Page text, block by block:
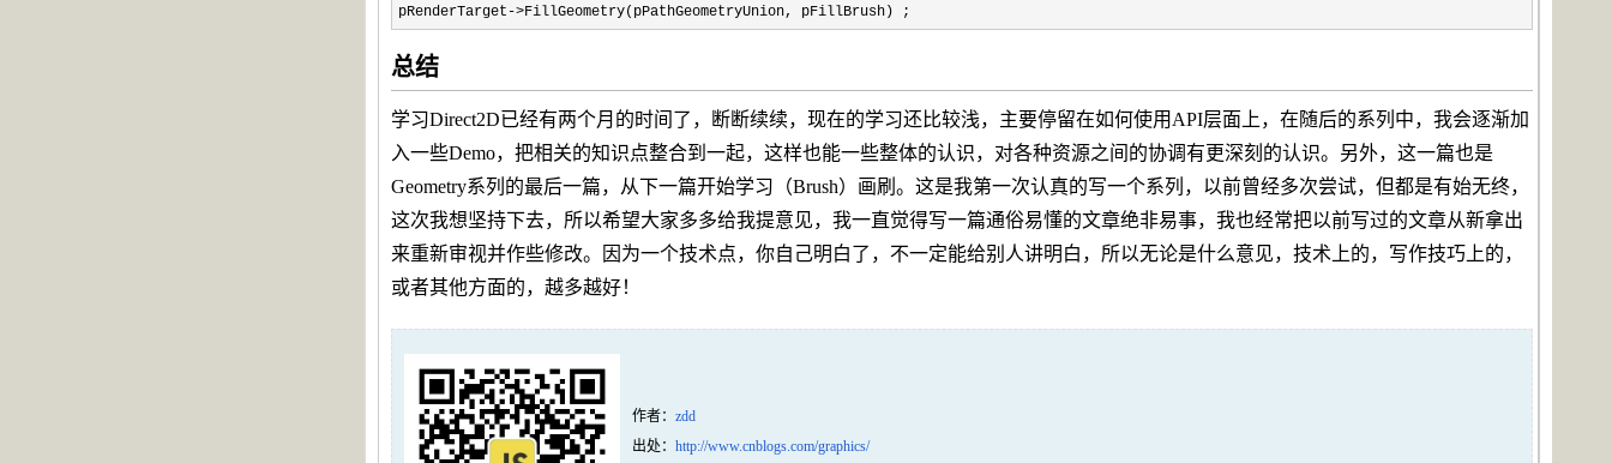
pRenderTarget ->FillGeometry(pPathGeometryUnion, pFillBrush) ;
总结
学习Direct2D已经有两个月的时间了，断断续续，现在的学习还比较浅，主要停留在如何使用API层面上，在随后的系列中，我会逐渐加
入一些Demo，把相关的知识点整合到一起，这样也能一些整体的认识，对各种资源之间的协调有更深刻的认识。另外，这一篇也是
Geometry系列的最后一篇，从下一篇开始学习（Brush）画刷。这是我第一次认真的写一个系列，以前曾经多次尝试，但都是有始无终，
这次我想坚持下去，所以希望大家多多给我提意见，我一直觉得写一篇通俗易懂的文章绝非易事，我也经常把以前写过的文章从新拿出
来重新审视并作些修改。因为一个技术点，你自己明白了，不一定能给别人讲明白，所以无论是什么意见，技术上的，写作技巧上的，
或者其他方面的，越多越好！
作者： zdd
出处： http://www.cnblogs.com/graphics/